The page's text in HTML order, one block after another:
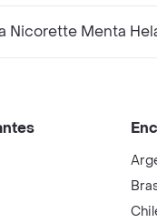
Menta